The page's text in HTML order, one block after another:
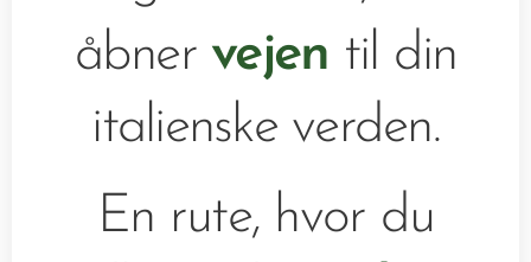
åbner vejen til din
italienske verden.
En rute, hvor du